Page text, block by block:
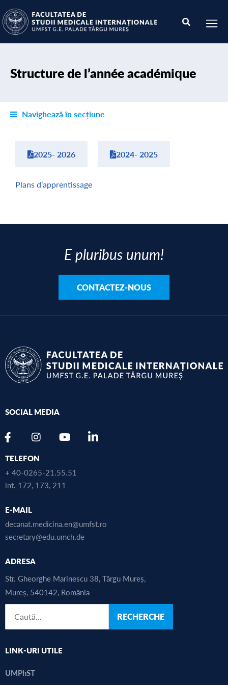
Structure de l’année académique
Navighează în secțiune
2025- 2026 2024- 2025
Plans d’apprentissage
E pluribus unum!
CONTACTEZ-NOUS
SOCIAL MEDIA
TELEFON
+ 40-0265-21.55.51
int. 172, 173, 211
E-MAIL
decanat.medicina.en@umfst.ro
secretary@edu.umch.de
ADRESA
Str. Gheorghe Marinescu 38, Târgu Mureș,
Mureș, 540142, România
RECHERCHE
LINK-URI UTILE
UMPhST